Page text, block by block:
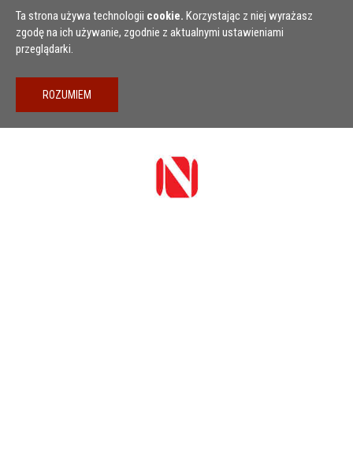
Przejdź do treści
Ta strona używa technologii cookie. Korzystając z niej wyrażasz
zgodę na ich używanie, zgodnie z aktualnymi ustawieniami
przeglądarki.